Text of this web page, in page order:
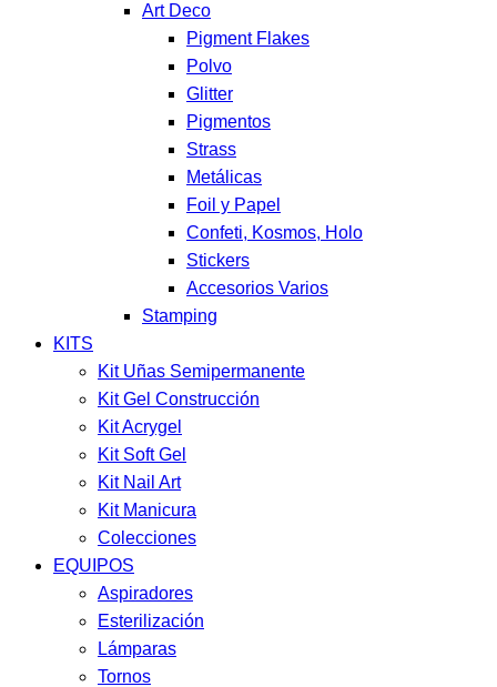
Art Deco
Pigment Flakes
Polvo
Glitter
Pigmentos
Strass
Metálicas
Foil y Papel
Confeti, Kosmos, Holo
Stickers
Accesorios Varios
Stamping
KITS
Kit Uñas Semipermanente
Kit Gel Construcción
Kit Acrygel
Kit Soft Gel
Kit Nail Art
Kit Manicura
Colecciones
EQUIPOS
Aspiradores
Esterilización
Lámparas
Tornos